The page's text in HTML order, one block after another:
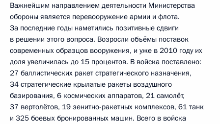
Важнейшим направлением деятельности Министерства
обороны является перевооружение армии и флота.
За последние годы наметились позитивные сдвиги
в решении этого вопроса. Возросли объёмы поставок
современных образцов вооружения, и уже в 2010 году их
доля увеличилась до 15 процентов. В войска поставлено:
27 баллистических ракет стратегического назначения,
34 стратегические крылатые ракеты воздушного
базирования, 6 космических аппаратов, 21 самолёт,
37 вертолётов, 19 зенитно-ракетных комплексов, 61 танк
и 325 боевых бронированных машин. Всего в войска